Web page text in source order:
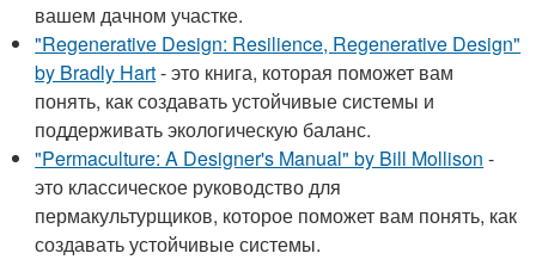
вашем дачном участке.
"Regenerative Design: Resilience, Regenerative Design"
by Bradly Hart- это книга, которая поможет вам
понять, как создавать устойчивые системы и
поддерживать экологическую баланс.
"Permaculture: A Designer's Manual" by Bill Mollison -
это классическое руководство для
пермакультурщиков, которое поможет вам понять, как
создавать устойчивые системы.